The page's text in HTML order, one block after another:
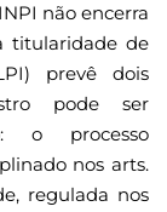
não encerra
titularidade de
prevê dois
pode ser
o processo
nos arts.
regulada nos